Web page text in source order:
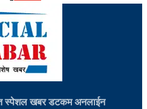
स्पेशल खबर डटकम अनलाईन